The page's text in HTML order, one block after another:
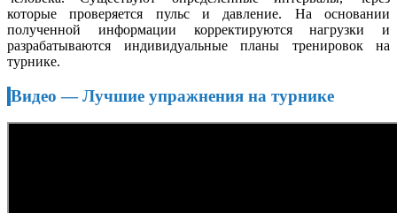
которые проверяется пульс и давление. На основании
полученной информации корректируются нагрузки и
разрабатываются индивидуальные планы тренировок на
турнике.
Видео — Лучшие упражнения на турнике